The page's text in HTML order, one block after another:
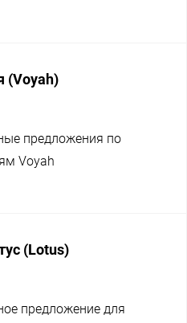
(Voyah)
предложения по
Voyah
(Lotus)
предложение для